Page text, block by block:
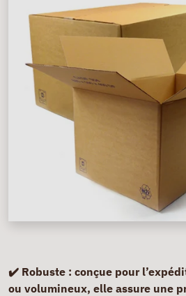
✔️ Robuste : conçue pour
ou volumineux, elle assure une